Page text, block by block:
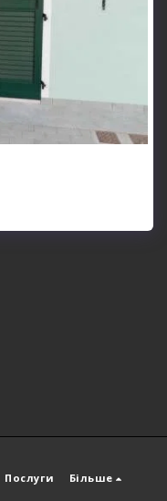
Послуги Більше